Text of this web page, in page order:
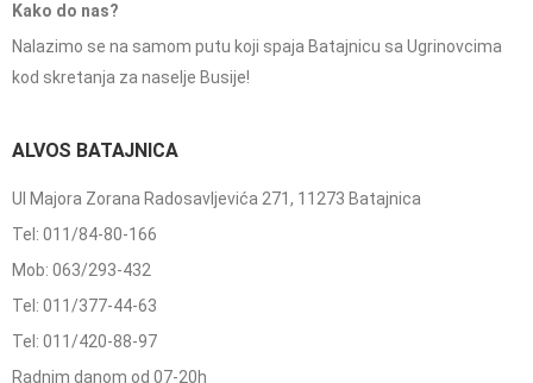
Kako do nas?
Nalazimo se na samom putu koji spaja Batajnicu sa Ugrinovcima
kod skretanja za naselje Busije!
ALVOS BATAJNICA
Ul Majora Zorana Radosavljevića 271, 11273 Batajnica
Tel: 011/84-80-166
Mob: 063/293-432
Tel: 011/377-44-63
Tel: 011/420-88-97
Radnim danom od 07-20h